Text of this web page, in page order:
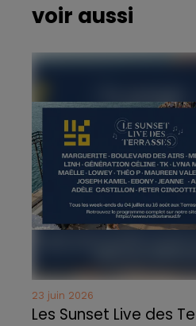
voir aussi
23 juin 2026
Les Sunset Live des